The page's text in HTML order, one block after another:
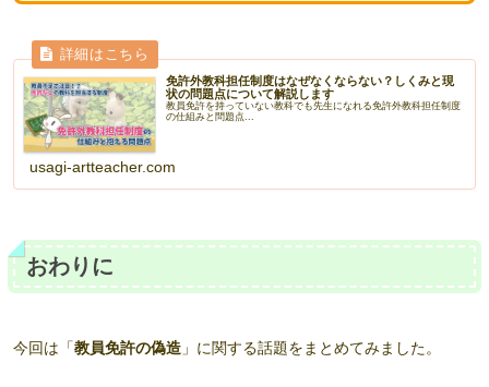
免許外教科担任制度はなぜなくならない？しくみと現
状の問題点について解説します
教員免許を持っていない教科でも先生になれる免許外教科担任制度
の仕組みと問題点...
usagi-artteacher.com
おわりに
今回は「教員免許の偽造 」に関する話題をまとめてみました。